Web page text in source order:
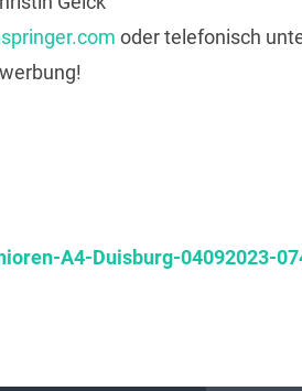
oder telefonisch
A4-Duisburg-04092023-